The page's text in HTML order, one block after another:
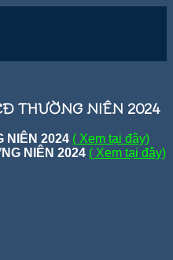
THƯỜNG NIÊN 2024
NIÊN 2024 ( Xem tại đây)
NIÊN 2024 ( Xem tại đây)